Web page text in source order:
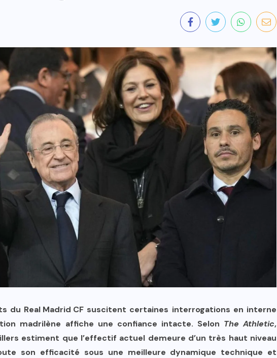
du Real Madrid CF suscitent certaines interrogations en interne
madrilène affiche une confiance intacte. Selon The Athletic,
estiment que l’effectif actuel demeure d’un très haut niveau
son efficacité sous une meilleure dynamique technique et
s’offre
M€
INTER
Tour de France Femmes : Kim Le
Court remporte la 6e étape,
Reusser conserve le maillot jaune
6 AOÛT 2026